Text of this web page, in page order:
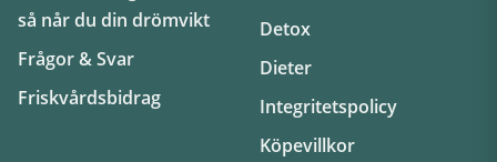
så når du din drömvikt
Frågor & Svar
Friskvårdsbidrag
Detox
Dieter
Integritetspolicy
Köpevillkor